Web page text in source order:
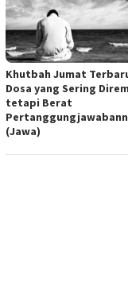
Khutbah Jumat
Dosa yang Sering
tetapi Berat
(Jawa)